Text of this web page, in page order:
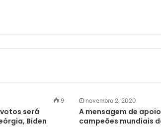
9
será
Biden
novembro 2, 2020
A mensagem de
campeões mundiais